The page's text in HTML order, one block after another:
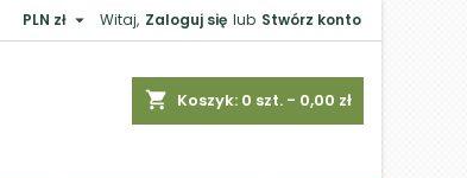
Witaj, Zaloguj się lub Stwórz konto
PLN zł 
shopping_cart Koszyk: 0 szt. - 0,00 zł